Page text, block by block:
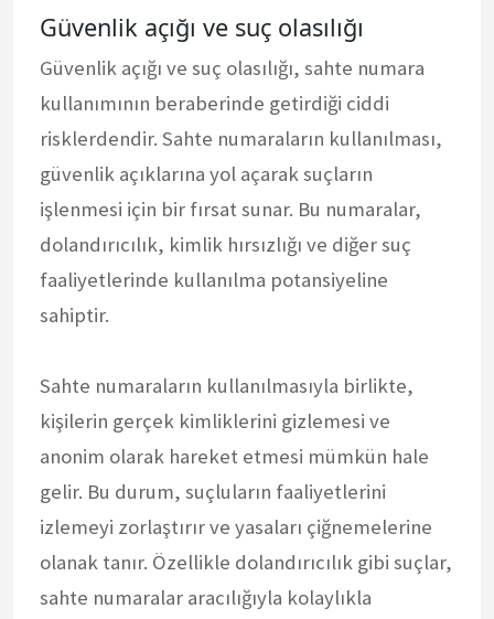
Güvenlik açığı ve suç olasılığı
Güvenlik açığı ve suç olasılığı, sahte numara
kullanımının beraberinde getirdiği ciddi
risklerdendir. Sahte numaraların kullanılması,
güvenlik açıklarına yol açarak suçların
işlenmesi için bir fırsat sunar. Bu numaralar,
dolandırıcılık, kimlik hırsızlığı ve diğer suç
faaliyetlerinde kullanılma potansiyeline
sahiptir.
Sahte numaraların kullanılmasıyla birlikte,
kişilerin gerçek kimliklerini gizlemesi ve
anonim olarak hareket etmesi mümkün hale
gelir. Bu durum, suçluların faaliyetlerini
izlemeyi zorlaştırır ve yasaları çiğnemelerine
olanak tanır. Özellikle dolandırıcılık gibi suçlar,
sahte numaralar aracılığıyla kolaylıkla